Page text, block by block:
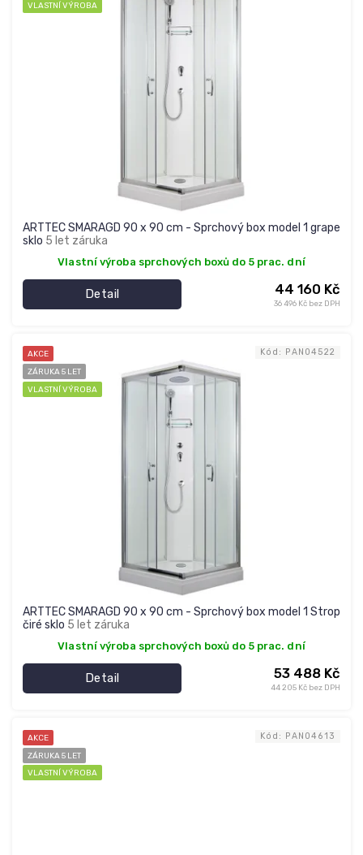
VLASTNÍ VÝROBA
ARTTEC SMARAGD 90 x 90 cm - Sprchový box model 1 grape
sklo 5 let záruka
Vlastní výroba sprchových boxů do 5 prac. dní
36 496 Kč bez DPH
44 160 Kč
Detail
AKCE
ZÁRUKA 5 LET
VLASTNÍ VÝROBA
ARTTEC SMARAGD 90 x 90 cm - Sprchový box model 1 Strop
čiré sklo 5 let záruka
Vlastní výroba sprchových boxů do 5 prac. dní
44 205 Kč bez DPH
53 488 Kč
Detail
Kód: PAN04522
AKCE
ZÁRUKA 5 LET
VLASTNÍ VÝROBA
Kód: PAN04613